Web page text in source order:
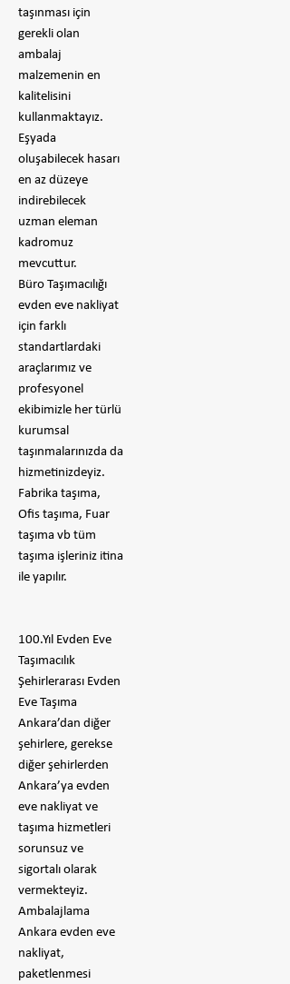
taşınması için
gerekli olan
ambalaj
malzemenin en
kalitelisini
kullanmaktayız.
Eşyada
oluşabilecek hasarı
en az düzeye
indirebilecek
uzman eleman
kadromuz
mevcuttur.
Büro Taşımacılığı
evden eve nakliyat
için farklı
standartlardaki
araçlarımız ve
profesyonel
ekibimizle her türlü
kurumsal
taşınmalarınızda da
hizmetinizdeyiz.
Fabrika taşıma,
Ofis taşıma, Fuar
taşıma vb tüm
taşıma işleriniz itina
ile yapılır.
100.Yıl Evden Eve
Taşımacılık
Şehirlerarası Evden
Eve Taşıma
Ankara’dan diğer
şehirlere, gerekse
diğer şehirlerden
Ankara’ya evden
eve nakliyat ve
taşıma hizmetleri
sorunsuz ve
sigortalı olarak
vermekteyiz.
Ambalajlama
Ankara evden eve
nakliyat,
paketlenmesi